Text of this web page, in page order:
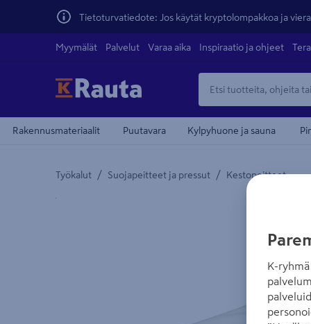
Tietoturvatiedote: Jos käytät kryptolompakkoa ja
Myymälät Palvelut Varaa aika Inspiraatio ja ohjeet
Rakennusmateriaalit Puutavara Kylpyhuone ja sauna
Työkalut / Suojapeitteet ja pressut / Kestopeitteet
Yksityiskohtainen kuvaus löytyy Tuotteen kuvaus -
K-